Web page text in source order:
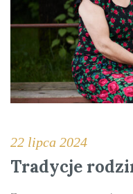
22 lipca 2024
Tradycje